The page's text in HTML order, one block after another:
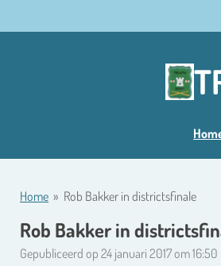
direct
Home » Rob Bakker in districtsfinale
Rob Bakker in
Gepubliceerd op 24 januari 2017 om 16:50